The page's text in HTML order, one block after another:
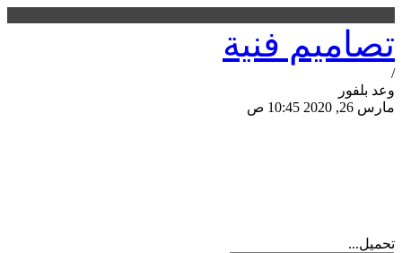
تصاميم فنية
/
وعد بلفور
مارس 26, 2020 10:45 ص
تحميل...